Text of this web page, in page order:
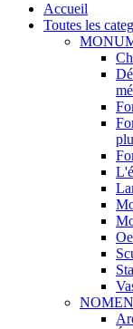
Accueil
Toutes les
NOMEN